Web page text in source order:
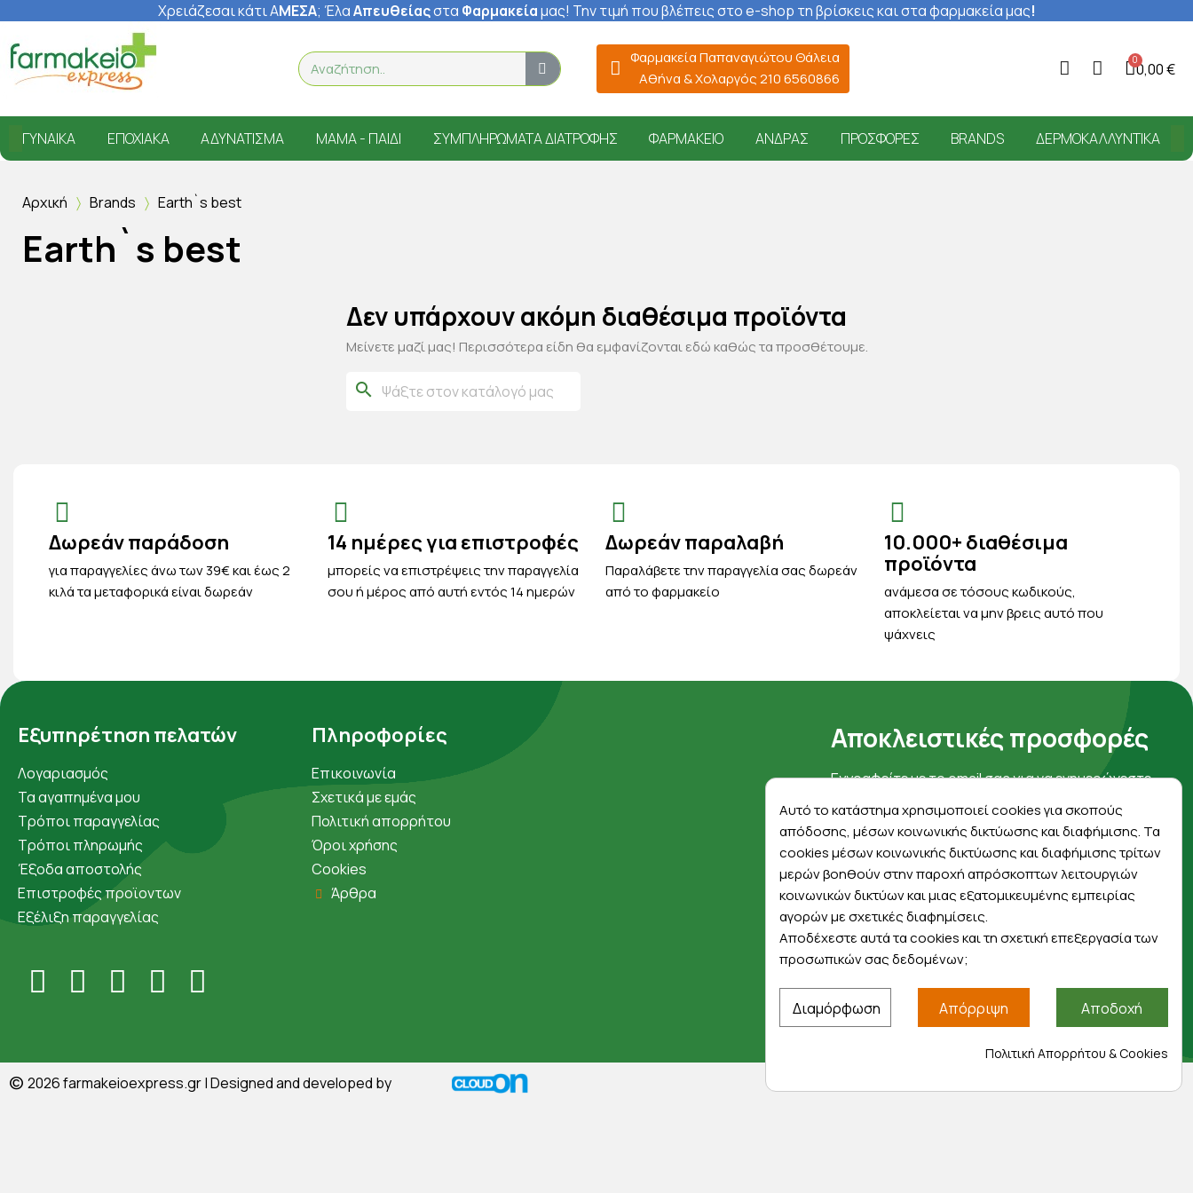
Χρειάζεσαι κάτι ΑΜΕΣΑ; ΈλαΑπευθείαςστα Φαρμακείαμας! Την τιμή που βλέπεις στο e-shop τη βρίσκεις και στα φαρμακεία μας!
Φαρμακεία Παπαναγιώτου Θάλεια
Αθήνα & Χολαργός 210 6560866
0,00 €
ΓΥΝΑΊΚΑ ΕΠΟΧΙΑΚΆ ΑΔΥΝΆΤΙΣΜΑ ΜΑΜΆ - ΠΑΙΔΊ ΣΥΜΠΛΗΡΏΜΑΤΑ ΔΙΑΤΡΟΦΉΣ ΦΑΡΜΑΚΕΊΟ ΆΝΔΡΑΣ ΠΡΟΣΦΟΡΈΣ BRANDS ΔΕΡΜΟΚΑΛΛΥΝΤΙΚΆ
Αρχική Brands Earth`s best
Earth`s best
Δεν υπάρχουν ακόμη διαθέσιμα προϊόντα
Μείνετε μαζί μας! Περισσότερα είδη θα εμφανίζονται εδώ καθώς τα προσθέτουμε.
search
Δωρεάν παράδοση
για παραγγελίες άνω των 39€ και έως 2
κιλά τα μεταφορικά είναι δωρεάν
14 ημέρες για επιστροφές
μπορείς να επιστρέψεις την παραγγελία
σου ή μέρος από αυτή εντός 14 ημερών
Δωρεάν παραλαβή
Παραλάβετε την παραγγελία σας δωρεάν
από το φαρμακείο
10.000+ διαθέσιμα
προϊόντα
ανάμεσα σε τόσους κωδικούς,
αποκλείεται να μην βρεις αυτό που
ψάχνεις
Εξυπηρέτηση πελατών
Λογαριασμός
Τα αγαπημένα μου
Τρόποι παραγγελίας
Τρόποι πληρωμής
Έξοδα αποστολής
Επιστροφές προϊοντων
Εξέλιξη παραγγελίας
Πληροφορίες
Επικοινωνία
Σχετικά με εμάς
Πολιτική απορρήτου
Όροι χρήσης
Cookies
Άρθρα
Αποκλειστικές προσφορές
Εγγραφείτε με το email σας για να ενημερώνεστε
πρώτοι για προσφορές, διαγωνισμούς,
εκπτωτικούς κωδικούς και μοναδικά δώρα!
Βρείτε μας στα social
© 2026farmakeioexpress.gr| Designed and developed by
Αυτό το κατάστημα χρησιμοποιεί cookies για σκοπούς
απόδοσης, μέσων κοινωνικής δικτύωσης και διαφήμισης. Τα
cookies μέσων κοινωνικής δικτύωσης και διαφήμισης τρίτων
μερών βοηθούν στην παροχή απρόσκοπτων λειτουργιών
κοινωνικών δικτύων και μιας εξατομικευμένης εμπειρίας
αγορών με σχετικές διαφημίσεις.
Αποδέχεστε αυτά τα cookies και τη σχετική επεξεργασία των
προσωπικών σας δεδομένων;
Διαμόρφωση Απόρριψη Αποδοχή
Πολιτική Απορρήτου & Cookies